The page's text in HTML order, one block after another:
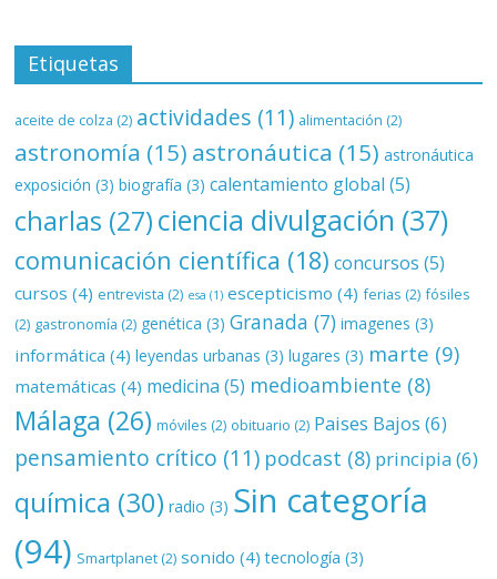
Etiquetas
aceite de colza (2) actividades (11) alimentación (2)
astronomía (15) astronáutica (15) astronáutica
exposición (3) biografía (3) calentamiento global (5)
charlas (27)ciencia divulgación (37)
comunicación científica (18) concursos (5)
cursos (4) entrevista (2) esa (1) escepticismo (4) ferias (2) fósiles
(2) gastronomía (2) genética (3) Granada (7) imagenes (3)
informática (4) leyendas urbanas (3) lugares (3) marte (9)
matemáticas (4) medicina (5) medioambiente (8)
Málaga (26) móviles (2) obituario (2) Paises Bajos (6)
pensamiento crítico (11) podcast (8) principia(6)
química (30) radio (3) Sin categoría
(94) Smartplanet (2) sonido (4) tecnología (3)